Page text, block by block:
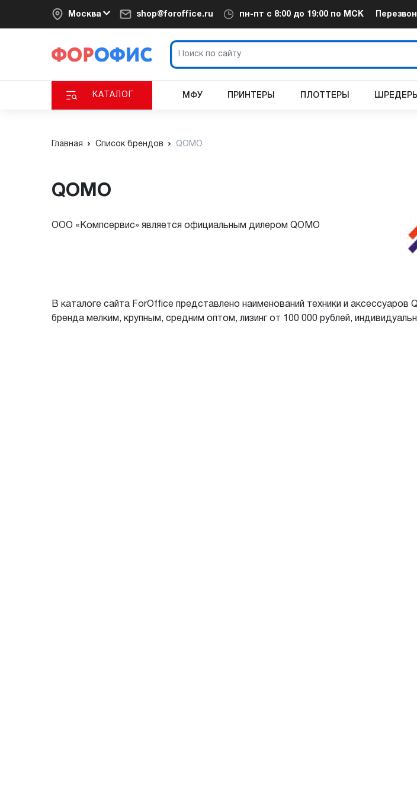
Москва shop@foroffice.ru пн-пт с 8:00 до 19:00 по МСК
КАТАЛОГ МФУ ПРИНТЕРЫ ПЛОТТЕРЫ ШРЕДЕРЫ
Главная Список брендов QOMO
QOMO
ООО «Компсервис» является официальным дилером QOMO
В каталоге сайта ForOffice представлено наименований техники и
бренда мелким, крупным, средним оптом, лизинг от 100 000 рублей,